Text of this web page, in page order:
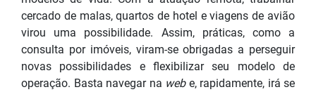
cercado de malas, quartos de hotel e viagens de avião
virou uma possibilidade. Assim, práticas, como a
consulta por imóveis, viram-se obrigadas a perseguir
novas possibilidades e flexibilizar seu modelo de
operação. Basta navegar na webe, rapidamente, irá se